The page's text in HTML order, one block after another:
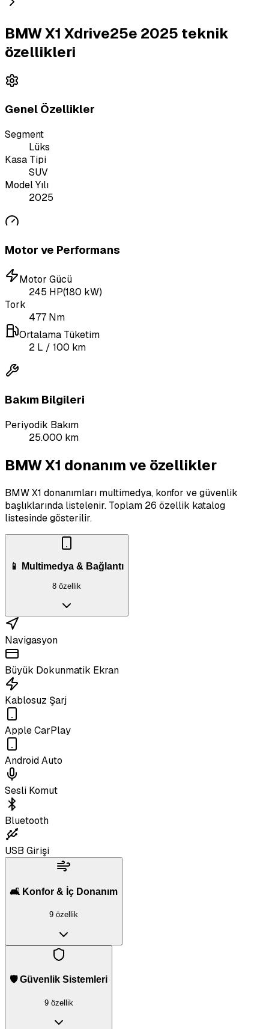
BMW X1 Xdrive25e 2025 teknik
özellikleri
Genel Özellikler
Segment
Lüks
Kasa Tipi
SUV
Model Yılı
2025
Motor ve Performans
Motor Gücü
245 HP(180 kW)
Tork
477 Nm
Ortalama Tüketim
2 L / 100 km
Bakım Bilgileri
Periyodik Bakım
25.000 km
BMW X1 donanım ve özellikler
BMW X1 donanımları multimedya, konfor ve güvenlik
başlıklarında listelenir. Toplam 26 özellik katalog
listesinde gösterilir.
📱 Multimedya & Bağlantı
8 özellik
Navigasyon
Büyük Dokunmatik Ekran
Kablosuz Şarj
Apple CarPlay
Android Auto
Sesli Komut
Bluetooth
USB Girişi
🛋️ Konfor & İç Donanım
9 özellik
🛡️ Güvenlik Sistemleri
9 özellik